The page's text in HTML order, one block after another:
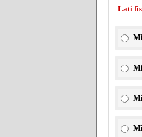
Lati